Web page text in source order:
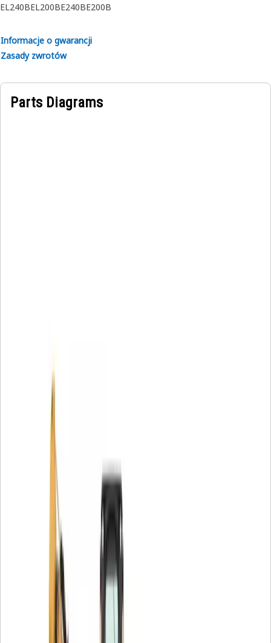
EL240BEL200BE240BE200B
Informacje o gwarancji
Zasady zwrotów
Parts Diagrams